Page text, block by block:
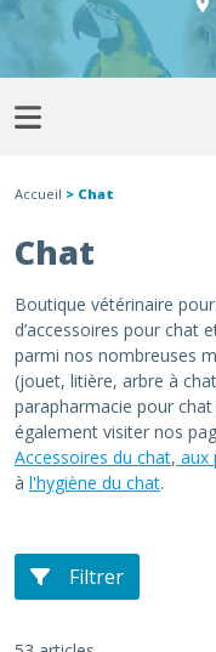
Accueil > Chat
Chat
Boutique vétérinaire
d’accessoires pour chat
parmi nos nombreuses
(jouet, litière, arbre à
parapharmacie pour
également visiter nos
Accessoires du chat, aux
à l'hygiène du chat.
Filtrer